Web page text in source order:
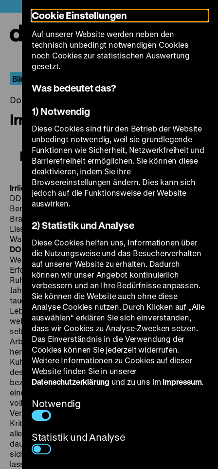
zum
Seiteninhalt
springen
Bilder von drüben
Donnerstag, 30. Mai 2019, 20.00 - 00.00 Uhr
Irrlicht und Feuer - Teil 2
Irrlicht und Feuer - Teil 2
Irrlicht und Feuer - Teil 2
DDR 1966, R: Heinz Thiel, Horst E. Brandt, B: Gerhard
Bengsch, Heinz Thiel, Horst E. Brandt, K: Horst E.
Brandt, M: Helmut Nier, D: Günther Simon, Irma Münch,
Lissy Tempelhof, Helga Göring, Madeleine Lierck,
Walter Lendrich, Teil 1: 96’, Teil 2: 92’ ·Digital SD Teil 1:
DO 30.05. um 18.15 Uhr, Teil 2: DO 30.05. um 20 Uhr
Als
Westdeutscher, der in seinem 1963 erschienenen
ErfolgsromanIrrlicht und Feuer eigene Erfahrungen im
Ruhrbergbau und mit der schon seit Ende der fünfziger
Jahre schwelenden Kohleabsatzkrise verarbeitet hatte,
taugte Max von der Grün zum Kronzeugen für die
Lebensverhältnisse des Proletariats in der BRD,
welches in Ostfilmen über den Westen erstaunlich
selten auftauchte. Als prominentes Beispiel eines
Arbeiterschriftstellers passte er außerdem
hervorragend zum „Bitterfelder Weg“ der DDR-
Kulturpolitik. Die zweiteilige Adaption, die im Auftrag
des Adlershofer Fernsehfunks bei der DEFA entstand,
bezeichnete dieStuttgarter Zeitungzwar als „Beispiel
einer raffinierten Hetze gegen die Bundesrepublik“
voller „Verdrehungen, Unwahrheiten und
Verleumdungen“ (19.6.1968). Doch ein Großteil der
Kritik an der bundesdeutschen Gesellschaft – vor
allem am Konsumstreben, das die Ehefrau des diffus
dauerfrustrierten Protagonisten verkörpert – findet
sich in der Vorlage. Einige Abweichungen von dieser
lassen sich mit dem Bestreben begründen, die
Cookie Einstellungen
Auf unserer Website werden neben den
technisch unbedingt notwendigen Cookies
noch Cookies zur statistischen Auswertung
gesetzt.
Was bedeutet das?
1) Notwendig
Diese Cookies sind für den Betrieb der Website
unbedingt notwendig, weil sie grundlegende
Funktionen wie Sicherheit, Netzwerkfreiheit und
Barrierefreiheit ermöglichen. Sie können diese
deaktivieren, indem Sie ihre
Browsereinstellungen ändern. Dies kann sich
jedoch auf die Funktionsweise der Website
auswirken.
2) Statistik und Analyse
Diese Cookies helfen uns, Informationen über
die Nutzungsweise und das Besucherverhalten
auf unserer Website zu erhalten. Dadurch
können wir unser Angebot kontinuierlich
verbessern und an Ihre Bedürfnisse anpassen.
Sie können die Website auch ohne diese
Analyse Cookies nutzen. Durch Klicken auf „Alle
auswählen“ erklären Sie sich einverstanden,
dass wir Cookies zu Analyse-Zwecken setzen.
Das Einverständnis in die Verwendung der
Cookies können Sie jederzeit widerrufen.
Weitere Informationen zu Cookies auf dieser
Website finden Sie in unserer
Datenschutzerklärung und zu uns im Impressum.
Notwendig
Statistik und Analyse